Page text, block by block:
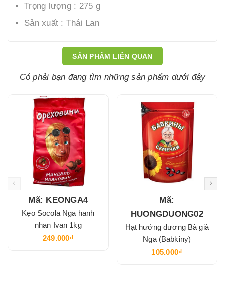
Trọng lượng : 275 g
Sản xuất : Thái Lan
SẢN PHẨM LIÊN QUAN
Có phải bạn đang tìm những sản phẩm dưới đây
Mã: KEONGA4
Kẹo Socola Nga hanh
nhan Ivan 1kg
249.000₫
Mã:
HUONGDUONG02
Hạt hướng dương Bà già
Nga (Babkiny)
105.000₫